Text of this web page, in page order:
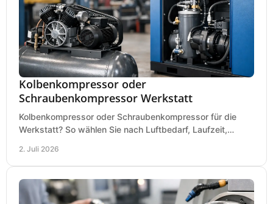
Kolbenkompressor oder
Schraubenkompressor Werkstatt
Kolbenkompressor oder Schraubenkompressor für die
Werkstatt? So wählen Sie nach Luftbedarf, Laufzeit,
2. Juli 2026